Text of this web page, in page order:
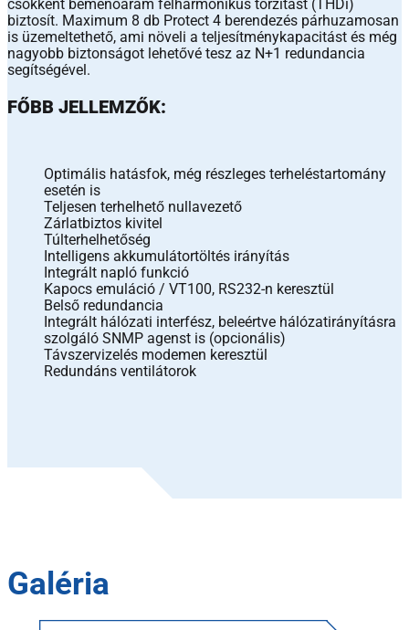
csökkent bemenőáram felharmonikus torzítást (THDi)
biztosít. Maximum 8 db Protect 4 berendezés párhuzamosan
is üzemeltethető, ami növeli a teljesítménykapacitást és még
nagyobb biztonságot lehetővé tesz az N+1 redundancia
segítségével.
FŐBB JELLEMZŐK:
Optimális hatásfok, még részleges terheléstartomány
esetén is
Teljesen terhelhető nullavezető
Zárlatbiztos kivitel
Túlterhelhetőség
Intelligens akkumulátortöltés irányítás
Integrált napló funkció
Kapocs emuláció / VT100, RS232-n keresztül
Belső redundancia
Integrált hálózati interfész, beleértve hálózatirányításra
szolgáló SNMP agenst is (opcionális)
Távszervizelés modemen keresztül
Redundáns ventilátorok
Galéria